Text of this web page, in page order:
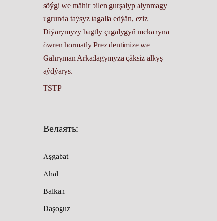
Велаяты
Aşgabat
Ahal
Balkan
Daşoguz
söýgi we mähir bilen gurşalyp alynmagy
ugrunda taýsyz tagalla edýän, eziz
Diýarymyzy bagtly çagalygyň mekanyna
öwren hormatly Prezidentimize we
Gahryman Arkadagymyza çäksiz alkyş
aýdýarys.
TSTP